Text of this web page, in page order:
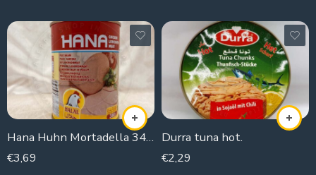
Hana Huhn Mortadella 340 g
€3,69
Durra tuna hot.
€2,29